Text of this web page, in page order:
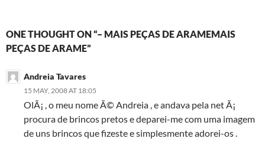
ONE THOUGHT ON “– MAIS PEÇAS DE ARAMEMAIS
PEÇAS DE ARAME”
Andreia Tavares
15 MAY, 2008 AT 18:05
OlÃ¡ , o meu nome Ã© Andreia , e andava pela net Ã¡
procura de brincos pretos e deparei-me com uma imagem
de uns brincos que fizeste e simplesmente adorei-os .